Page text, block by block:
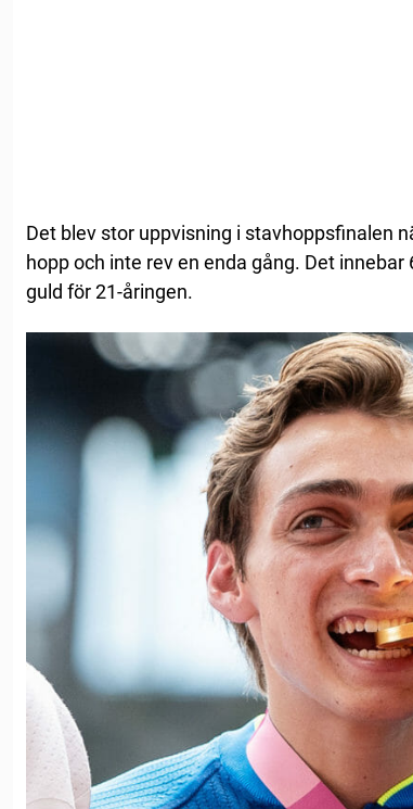
Det blev stor uppvisning i stavhoppsfinalen
hopp och inte rev en enda gång. Det
guld för 21-åringen.